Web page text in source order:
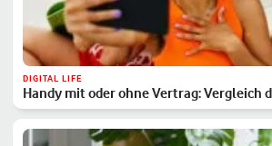
DIGITAL LIFE
Handy mit oder ohne Vertrag: Vergleich